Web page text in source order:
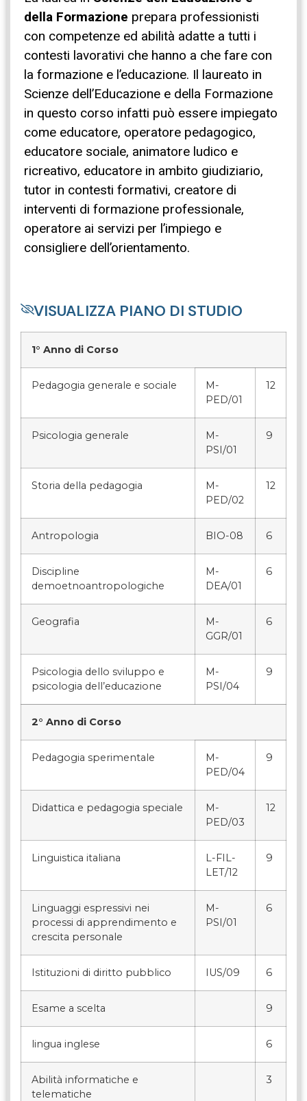
della Formazione prepara professionisti
con competenze ed abilità adatte a tutti i
contesti lavorativi che hanno a che fare con
la formazione e l’educazione. Il laureato in
Scienze dell’Educazione e della Formazione
in questo corso infatti può essere impiegato
come educatore, operatore pedagogico,
educatore sociale, animatore ludico e
ricreativo, educatore in ambito giudiziario,
tutor in contesti formativi, creatore di
interventi di formazione professionale,
operatore ai servizi per l’impiego e
consigliere dell’orientamento.
VISUALIZZA PIANO DI STUDIO
1° Anno di Corso
Pedagogia generale e sociale
M-
PED/01
12
Psicologia generale
M-
PSI/01
9
Storia della pedagogia
M-
PED/02
12
Antropologia BIO-08 6
Discipline
demoetnoantropologiche
M-
DEA/01
6
Geografia
M-
GGR/01
6
Psicologia dello sviluppo e
psicologia dell’educazione
M-
PSI/04
9
2° Anno di Corso
Pedagogia sperimentale
M-
PED/04
9
Didattica e pedagogia speciale
M-
PED/03
12
Linguistica italiana
L-FIL-
LET/12
9
Linguaggi espressivi nei
processi di apprendimento e
crescita personale
M-
PSI/01
6
Istituzioni di diritto pubblico IUS/09 6
Esame a scelta 9
lingua inglese 6
Abilità informatiche e
telematiche
3